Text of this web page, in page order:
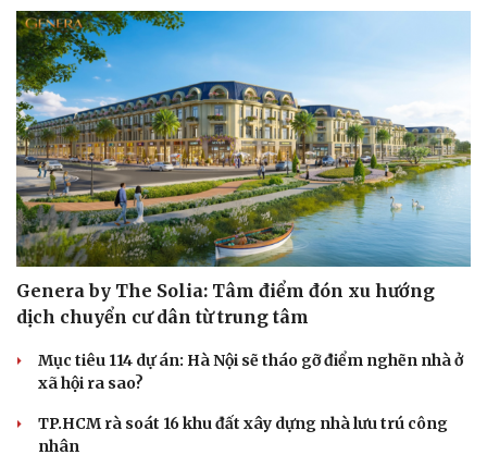
Genera by The Solia: Tâm điểm đón xu hướng
dịch chuyển cư dân từ trung tâm
Mục tiêu 114 dự án: Hà Nội sẽ tháo gỡ điểm nghẽn nhà ở
xã hội ra sao?
TP.HCM rà soát 16 khu đất xây dựng nhà lưu trú công
nhân